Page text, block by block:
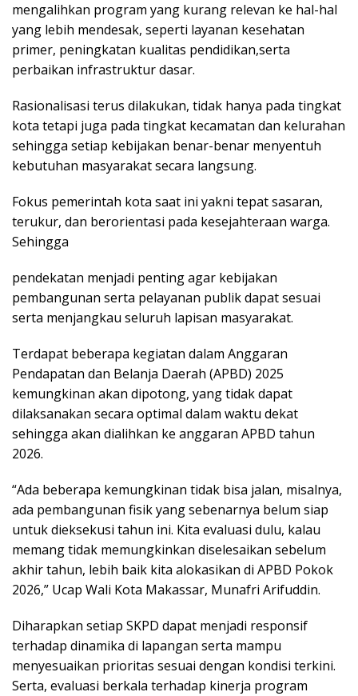
mengalihkan program yang kurang relevan ke hal-hal
yang lebih mendesak, seperti layanan kesehatan
primer, peningkatan kualitas pendidikan,serta
perbaikan infrastruktur dasar.
Rasionalisasi terus dilakukan, tidak hanya pada tingkat
kota tetapi juga pada tingkat kecamatan dan kelurahan
sehingga setiap kebijakan benar-benar menyentuh
kebutuhan masyarakat secara langsung.
Fokus pemerintah kota saat ini yakni tepat sasaran,
terukur, dan berorientasi pada kesejahteraan warga.
Sehingga
pendekatan menjadi penting agar kebijakan
pembangunan serta pelayanan publik dapat sesuai
serta menjangkau seluruh lapisan masyarakat.
Terdapat beberapa kegiatan dalam Anggaran
Pendapatan dan Belanja Daerah (APBD) 2025
kemungkinan akan dipotong, yang tidak dapat
dilaksanakan secara optimal dalam waktu dekat
sehingga akan dialihkan ke anggaran APBD tahun
2026.
“Ada beberapa kemungkinan tidak bisa jalan, misalnya,
ada pembangunan fisik yang sebenarnya belum siap
untuk dieksekusi tahun ini. Kita evaluasi dulu, kalau
memang tidak memungkinkan diselesaikan sebelum
akhir tahun, lebih baik kita alokasikan di APBD Pokok
2026,” Ucap Wali Kota Makassar, Munafri Arifuddin.
Diharapkan setiap SKPD dapat menjadi responsif
terhadap dinamika di lapangan serta mampu
menyesuaikan prioritas sesuai dengan kondisi terkini.
Serta, evaluasi berkala terhadap kinerja program